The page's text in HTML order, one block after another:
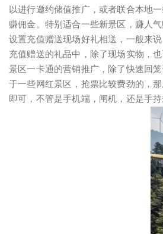
以进行邀约储值推广，或者联合本地
赚佣金。特别适合一些新景区，赚人
设置充值赠送现场好礼相送，一般来
充值赠送的礼品中，除了现场实物，
景区一卡通的营销推广，除了快速回
于一些网红景区，抢票比较费劲的，
即可，不管是手机端，闸机，还是手